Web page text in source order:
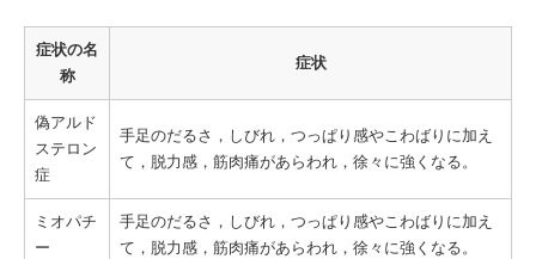
症状の名
称
症状
偽アルド
ステロン
症
手足のだるさ，しびれ，つっぱり感やこわばりに加え
て，脱力感，筋肉痛があらわれ，徐々に強くなる。
ミオパチ
ー
手足のだるさ，しびれ，つっぱり感やこわばりに加え
て，脱力感，筋肉痛があらわれ，徐々に強くなる。